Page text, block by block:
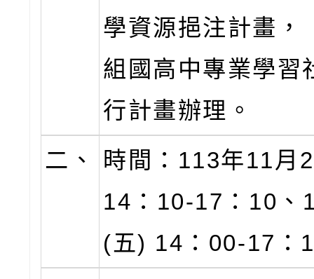
學資源挹注計畫，
組國高中專業學習
行計畫辦理。
二、
時間：113年11月
14：10-17：10、
(五) 14：00-17：